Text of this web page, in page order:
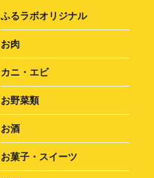
ふるラボオリジナル
お肉
カニ・エビ
お野菜類
お酒
お菓子・スイーツ